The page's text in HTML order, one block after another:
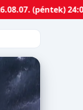
24:00-ig